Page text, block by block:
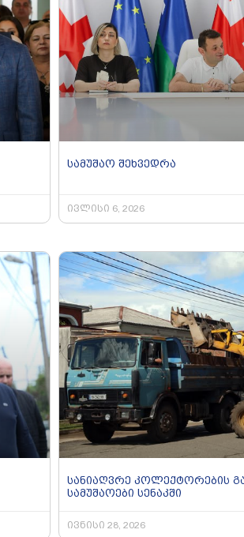
სამუშაო შეხვედრა
ივლისი 6, 2026
სანიაღვრე კოლექტორების
სამუშაოები სენაკში
ივნისი 28, 2026